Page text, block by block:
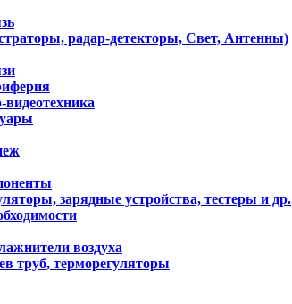
радар-детекторы, Свет, Антенны)
видеотехника
зарядные устройства, тестеры и др.
воздуха
труб, терморегуляторы